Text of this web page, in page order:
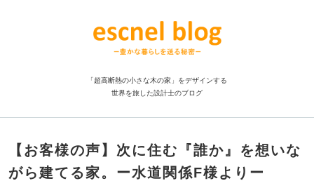
「超高断熱の小さな木の家」をデザインする
世界を旅した設計士のブログ
【お客様の声】次に住む『誰か』を想いな
がら建てる家。ー水道関係F様よりー